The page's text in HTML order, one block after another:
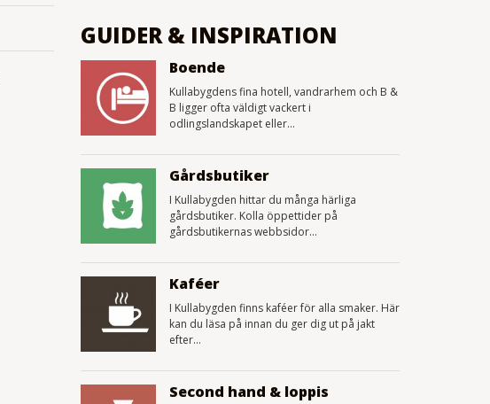
GUIDER & INSPIRATION
Boende
Kullabygdens fina hotell, vandrarhem och B &
B ligger ofta väldigt vackert i
odlingslandskapet eller...
Gårdsbutiker
I Kullabygden hittar du många härliga
gårdsbutiker. Kolla öppettider på
gårdsbutikernas webbsidor...
Kaféer
I Kullabygden finns kaféer för alla smaker. Här
kan du läsa på innan du ger dig ut på jakt
efter...
Second hand & loppis